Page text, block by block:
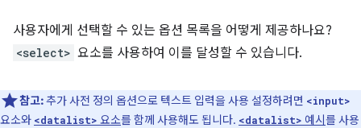
사용자에게 선택할 수 있는 옵션 목록을 어떻게 제공하나요?
<select> 요소를 사용하여 이를 달성할 수 있습니다.
참고:추가 사전 정의 옵션으로 텍스트 입력을 사용 설정하려면 <input>
요소와 <datalist> 요소를 함께 사용해도 됩니다. <datalist> 예시를 사용